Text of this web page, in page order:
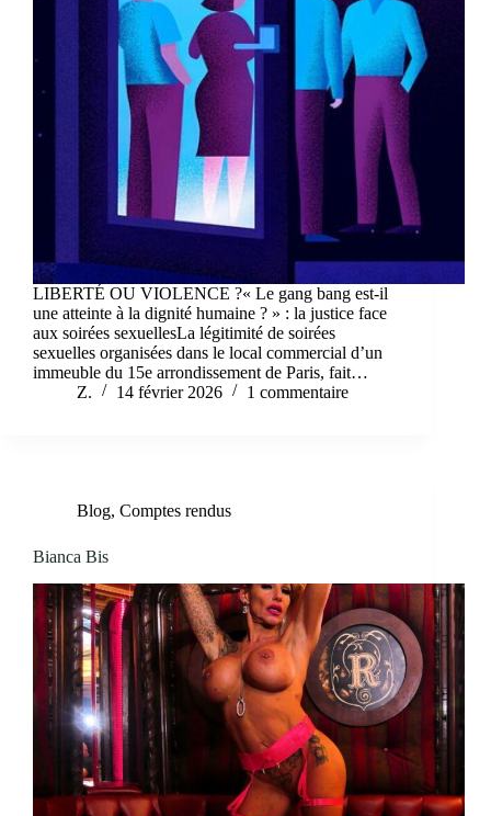
LIBERTÉ OU VIOLENCE ?« Le gang bang est-il
une atteinte à la dignité humaine ? » : la justice face
aux soirées sexuellesLa légitimité de soirées
sexuelles organisées dans le local commercial d’un
immeuble du 15e arrondissement de Paris, fait…
Z.
14 février 2026 1 commentaire
Blog, Comptes rendus
Bianca Bis